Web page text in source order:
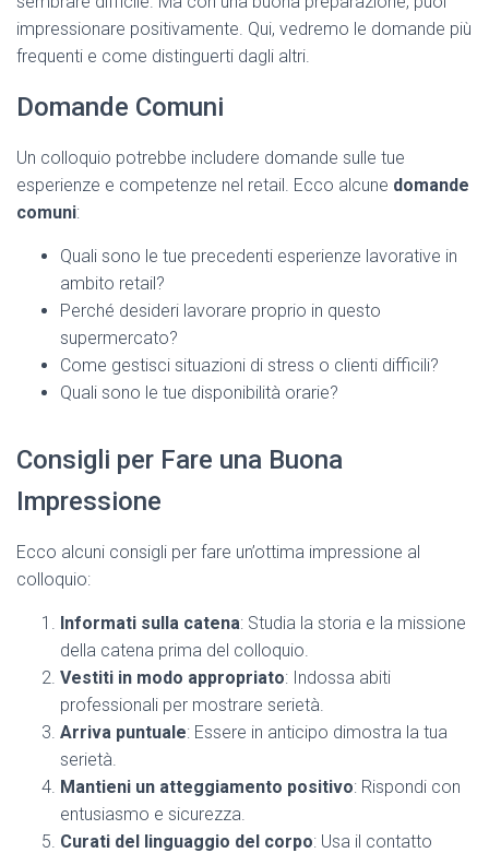
impressionare positivamente. Qui, vedremo le domande più
frequenti e come distinguerti dagli altri.
Domande Comuni
Un colloquio potrebbe includere domande sulle tue
esperienze e competenze nel retail. Ecco alcune domande
comuni:
Quali sono le tue precedenti esperienze lavorative in
ambito retail?
Perché desideri lavorare proprio in questo
supermercato?
Come gestisci situazioni di stress o clienti difficili?
Quali sono le tue disponibilità orarie?
Consigli per Fare una Buona
Impressione
Ecco alcuni consigli per fare un’ottima impressione al
colloquio:
Informati sulla catena: Studia la storia e la missione
della catena prima del colloquio.
Vestiti in modo appropriato: Indossa abiti
professionali per mostrare serietà.
Arriva puntuale: Essere in anticipo dimostra la tua
serietà.
Mantieni un atteggiamento positivo: Rispondi con
entusiasmo e sicurezza.
Curati del linguaggio del corpo: Usa il contatto